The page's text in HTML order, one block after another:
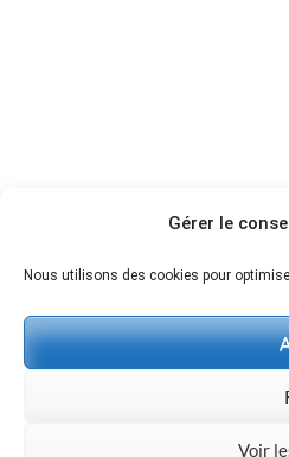
Gérer le
Nous utilisons des cookies pour
Voir